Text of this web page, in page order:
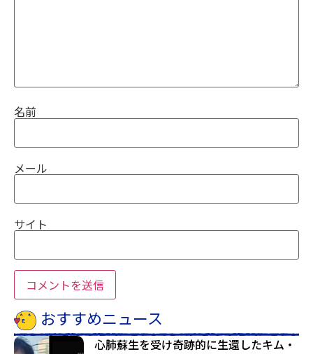
名前
メール
サイト
おすすめニュース
心肺蘇生を受け奇跡的に生還したキム・